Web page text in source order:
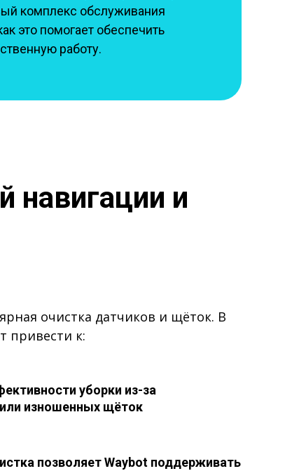
комплекс обслуживания
это помогает обеспечить
работу.
навигации и
очистка датчиков и щёток. В
привести к:
уборки из-за
изношенных щёток
позволяетWaybot поддерживать